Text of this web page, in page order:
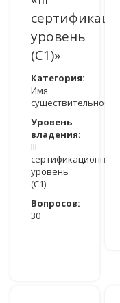
уровень
(C1)»
Категория:
Имя
существительное
Уровень
владения:
III
сертификационный
уровень
(C1)
Вопросов:
30